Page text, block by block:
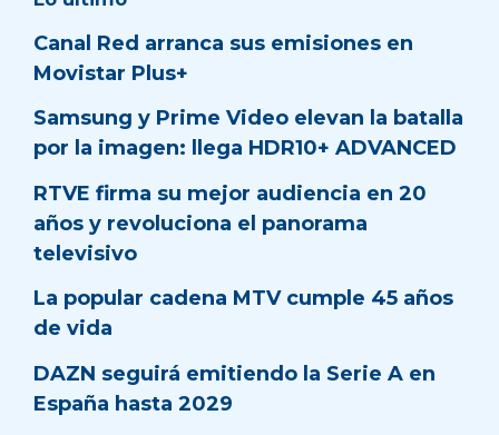
Canal Red arranca sus emisiones en
Movistar Plus+
Samsung y Prime Video elevan la batalla
por la imagen: llega HDR10+ ADVANCED
RTVE firma su mejor audiencia en 20
años y revoluciona el panorama
televisivo
La popular cadena MTV cumple 45 años
de vida
DAZN seguirá emitiendo la Serie A en
España hasta 2029